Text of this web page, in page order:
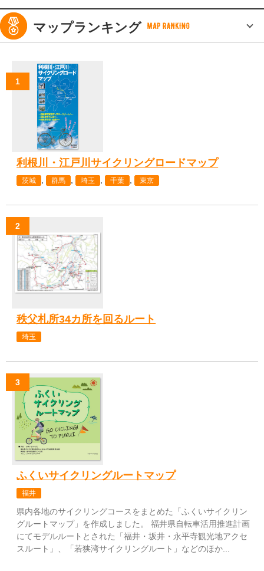
マップランキング
利根川・江戸川サイクリングロードマップ
茨城 , 群馬 , 埼玉 , 千葉 , 東京
秩父札所34カ所を回るルート
埼玉
ふくいサイクリングルートマップ
福井
県内各地のサイクリングコースをまとめた「ふくいサイクリン
グルートマップ」を作成しました。 福井県自転車活用推進計画
にてモデルルートとされた「福井・坂井・永平寺観光地アクセ
スルート」、「若狭湾サイクリングルート」などのほか...